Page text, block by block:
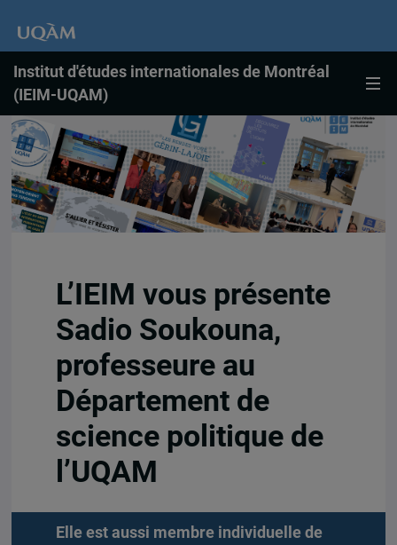
Institut d'études internationales de Montréal
(IEIM-UQAM)
L’IEIM vous présente
Sadio Soukouna,
professeure au
Département de
science politique de
l’UQAM
Elle est aussi membre individuelle de